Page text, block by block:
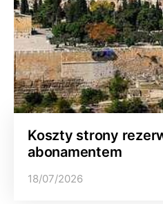
Koszty strony
abonamentem
18/07/2026